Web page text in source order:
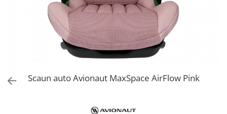
Consultanta Instalare
Jucarii de Sortare
Jucarii de tras
Jucarii din plus
Jucarii muzicale
PAPUSI
Scaun auto Avionaut MaxSpace AirFlow Pink